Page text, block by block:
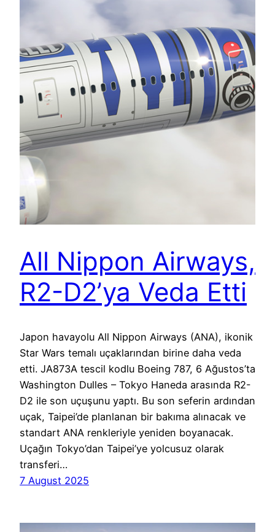
All Nippon Airways,
R2-D2’ya Veda Etti
Japon havayolu All Nippon Airways (ANA), ikonik
Star Wars temalı uçaklarından birine daha veda
etti. JA873A tescil kodlu Boeing 787, 6 Ağustos’ta
Washington Dulles – Tokyo Haneda arasında R2-
D2 ile son uçuşunu yaptı. Bu son seferin ardından
uçak, Taipei’de planlanan bir bakıma alınacak ve
standart ANA renkleriyle yeniden boyanacak.
Uçağın Tokyo’dan Taipei’ye yolcusuz olarak
transferi…
7 August 2025